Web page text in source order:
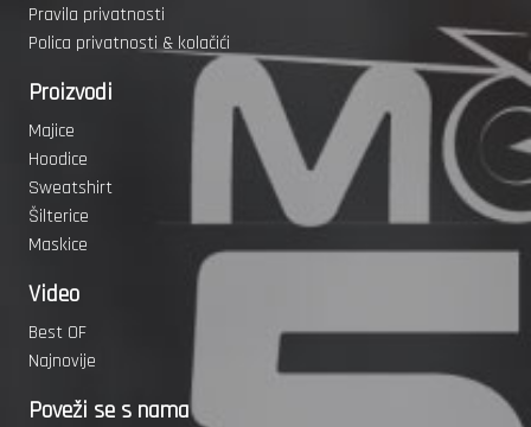
Pravila privatnosti
Polica privatnosti & kolačići
Proizvodi
Majice
Hoodice
Sweatshirt
Šilterice
Maskice
Video
Best OF
Najnovije
Poveži se s nama